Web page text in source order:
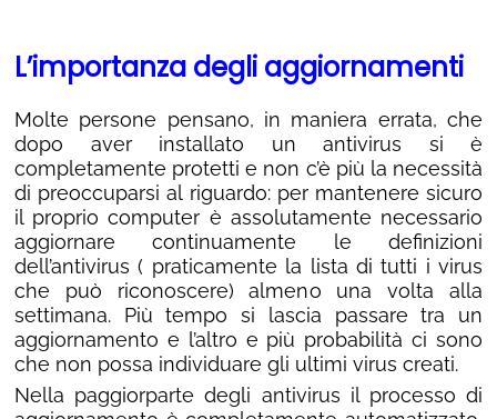
L’importanza degli aggiornamenti
Molte persone pensano, in maniera errata, che
dopo aver installato un antivirus si è
completamente protetti e non c’è più la necessità
di preoccuparsi al riguardo: per mantenere sicuro
il proprio computer è assolutamente necessario
aggiornare continuamente le definizioni
dell’antivirus ( praticamente la lista di tutti i virus
che può riconoscere) almeno una volta alla
settimana. Più tempo si lascia passare tra un
aggiornamento e l’altro e più probabilità ci sono
che non possa individuare gli ultimi virus creati.
Nella paggiorparte degli antivirus il processo di